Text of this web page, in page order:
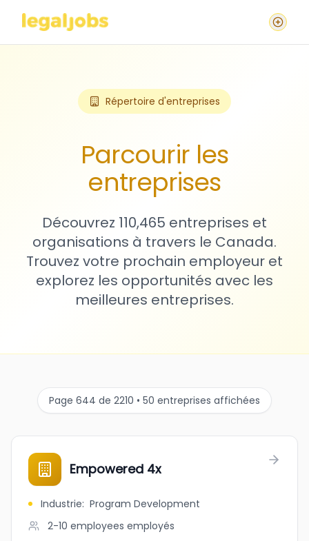
Répertoire d'entreprises
Parcourir les
entreprises
Découvrez 110,465 entreprises et
organisations à travers le Canada.
Trouvez votre prochain employeur et
explorez les opportunités avec les
meilleures entreprises.
Page 644 de 2210 • 50 entreprises affichées
Empowered 4x
Industrie: Program Development
2-10 employees employés